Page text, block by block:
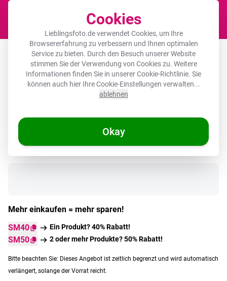
Cookies
Lieblingsfoto.de verwendet Cookies, um Ihre
Browsererfahrung zu verbessern und Ihnen optimalen
Service zu bieten. Durch den Besuch unserer Website
stimmen Sie der Verwendung von Cookies zu. Weitere
Informationen finden Sie in unsererCookie-Richtlinie. Sie
können auch hier Ihre Cookie-Einstellungen verwalten...
ablehnen
Okay
Wandkreis Organic Forex 3mm –
Blätter - Minimalistisch - Schwarz
🌞 SOMMERDEALS
Mehr einkaufen = mehr sparen!
SM40
Ein Produkt? 40% Rabatt!
SM50 2 oder mehr Produkte? 50% Rabatt!
Bitte beachten Sie: Dieses Angebot ist zeitlich begrenzt und wird automatisch
verlängert, solange der Vorrat reicht.